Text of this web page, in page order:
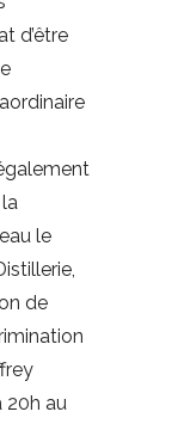
d’être
le
de
20h au